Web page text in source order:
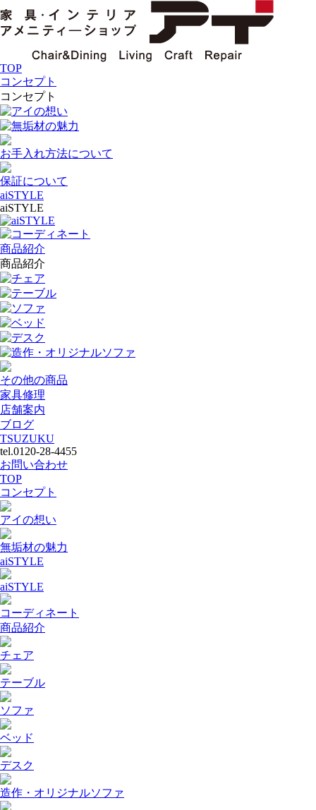
TOP
コンセプト
コンセプト
アイの想い
無垢材の魅力
お手入れ方法について
保証について
aiSTYLE
aiSTYLE
aiSTYLE
コーディネート
商品紹介
商品紹介
チェア
テーブル
ソファ
ベッド
デスク
造作・オリジナルソファ
その他の商品
家具修理
店舗案内
ブログ
TSUZUKU
tel.0120-28-4455
お問い合わせ
TOP
コンセプト
アイの想い
無垢材の魅力
aiSTYLE
aiSTYLE
コーディネート
商品紹介
チェア
テーブル
ソファ
ベッド
デスク
造作・オリジナルソファ